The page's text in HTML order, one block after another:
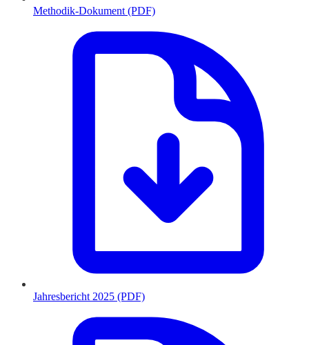
Methodik-Dokument (PDF)
Jahresbericht 2025 (PDF)